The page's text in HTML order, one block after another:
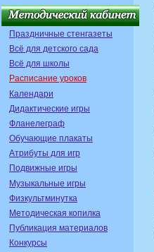
Праздничные стенгазеты
Всё для детского сада
Всё для школы
Расписание уроков
Календари
Дидактические игры
Фланелеграф
Обучающие плакаты
Атрибуты для игр
Подвижные игры
Музыкальные игры
Физкультминутка
Методическая копилка
Публикация материалов
Конкурсы